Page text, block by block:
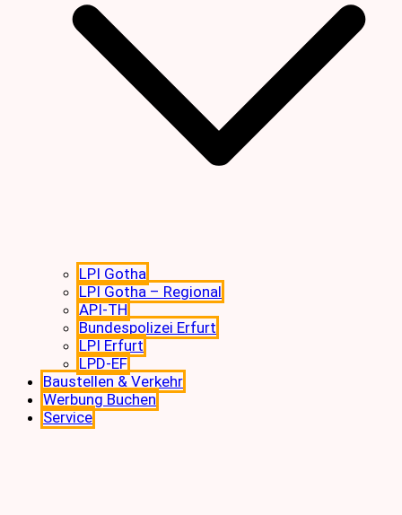
LPI Gotha
LPI Gotha – Regional
API-TH
Bundespolizei Erfurt
LPI Erfurt
LPD-EF
Baustellen & Verkehr
Werbung Buchen
Service